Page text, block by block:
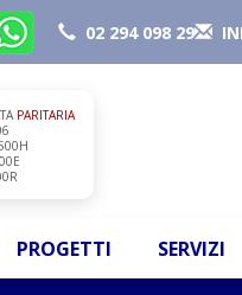
02 294 098 29
PARITARIA
PROGETTI SERVIZI